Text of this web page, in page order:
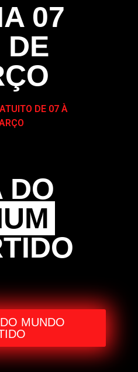
07
DE
DE 07 À
DO
MUNDO